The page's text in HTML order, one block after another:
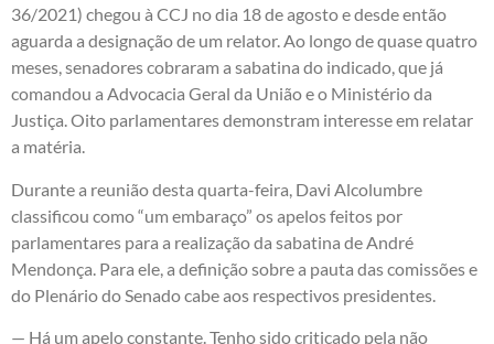
36/2021) chegou à CCJ no dia 18 de agosto e desde então
aguarda a designação de um relator. Ao longo de quase quatro
meses, senadores cobraram a sabatina do indicado, que já
comandou a Advocacia Geral da União e o Ministério da
Justiça. Oito parlamentares demonstram interesse em relatar
a matéria.
Durante a reunião desta quarta-feira, Davi Alcolumbre
classificou como “um embaraço” os apelos feitos por
parlamentares para a realização da sabatina de André
Mendonça. Para ele, a definição sobre a pauta das comissões e
do Plenário do Senado cabe aos respectivos presidentes.
— Há um apelo constante. Tenho sido criticado pela não